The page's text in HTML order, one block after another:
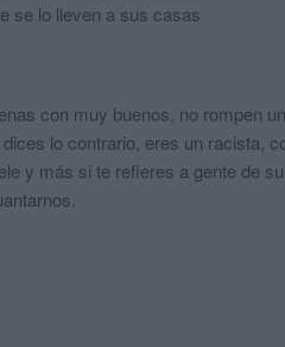
se lo lleven a sus casas
con muy buenos, no rompen
lo contrario, eres un racista,
y más si te refieres a gente de